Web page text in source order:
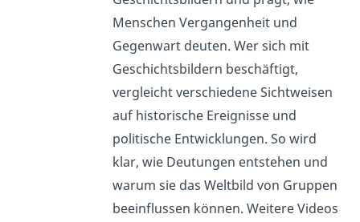
Menschen Vergangenheit und
Gegenwart deuten. Wer sich mit
Geschichtsbildern beschäftigt,
vergleicht verschiedene Sichtweisen
auf historische Ereignisse und
politische Entwicklungen. So wird
klar, wie Deutungen entstehen und
warum sie das Weltbild von Gruppen
beeinflussen können. Weitere Videos